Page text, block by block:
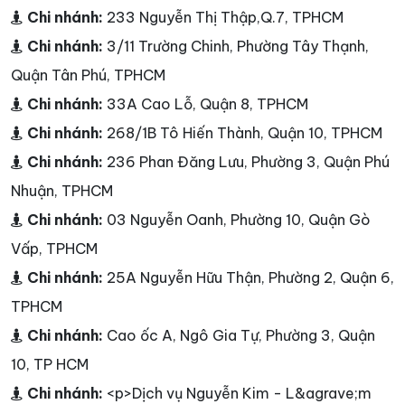
Chi nhánh: 233 Nguyễn Thị Thập,Q.7, TPHCM
Chi nhánh: 3/11 Trường Chinh, Phường Tây Thạnh,
Quận Tân Phú, TPHCM
Chi nhánh: 33A Cao Lỗ, Quận 8, TPHCM
Chi nhánh: 268/1B Tô Hiến Thành, Quận 10, TPHCM
Chi nhánh: 236 Phan Đăng Lưu, Phường 3, Quận Phú
Nhuận, TPHCM
Chi nhánh: 03 Nguyễn Oanh, Phường 10, Quận Gò
Vấp, TPHCM
Chi nhánh: 25A Nguyễn Hữu Thận, Phường 2, Quận 6,
TPHCM
Chi nhánh: Cao ốc A, Ngô Gia Tự, Phường 3, Quận
10, TP HCM
Chi nhánh: <p>Dịch vụ Nguyễn Kim - L&agrave;m